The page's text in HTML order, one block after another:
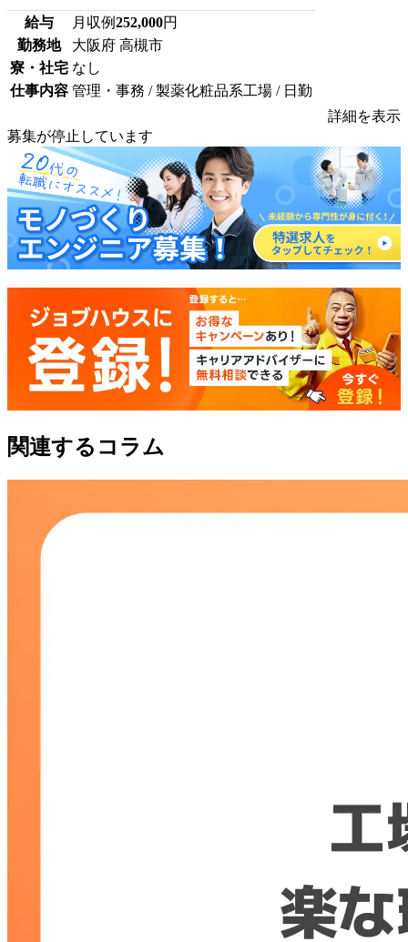
給与 月収例252,000円
勤務地
大阪府 高槻市
寮・社宅 なし
仕事内容 管理・事務 / 製薬化粧品系工場 / 日勤
詳細を表示
募集が停止しています
関連するコラム